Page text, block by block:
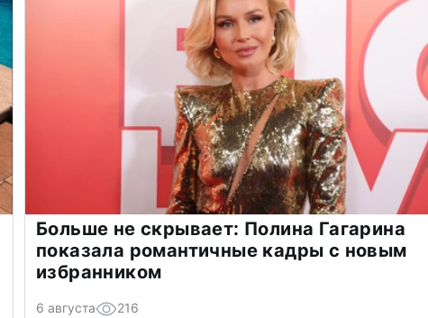
Больше не скрывает: Полина Гагарина
показала романтичные кадры с новым
избранником
6 августа 216